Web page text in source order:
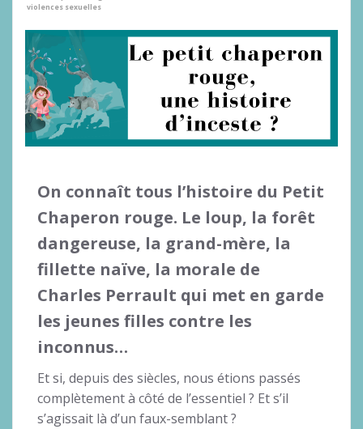
violences sexuelles
On connaît tous l’histoire du Petit
Chaperon rouge. Le loup, la forêt
dangereuse, la grand-mère, la
fillette naïve, la morale de
Charles Perrault qui met en garde
les jeunes filles contre les
inconnus…
Et si, depuis des siècles, nous étions passés
complètement à côté de l’essentiel ? Et s’il
s’agissait là d’un faux-semblant ?